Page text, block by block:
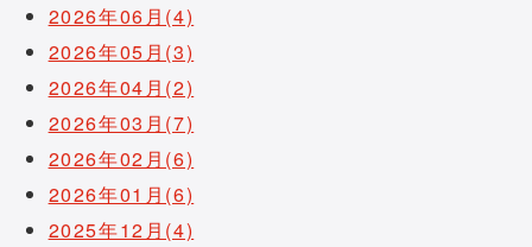
2026年06月(4)
2026年05月(3)
2026年04月(2)
2026年03月(7)
2026年02月(6)
2026年01月(6)
2025年12月(4)